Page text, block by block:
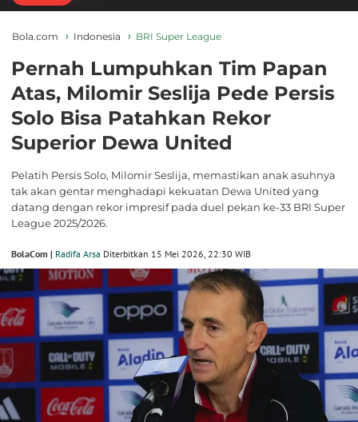
Bola.com Indonesia BRI Super League
Pernah Lumpuhkan Tim Papan
Atas, Milomir Seslija Pede Persis
Solo Bisa Patahkan Rekor
Superior Dewa United
Pelatih Persis Solo, Milomir Seslija, memastikan anak asuhnya
tak akan gentar menghadapi kekuatan Dewa United yang
datang dengan rekor impresif pada duel pekan ke-33 BRI Super
League 2025/2026.
BolaCom | Radifa Arsa Diterbitkan 15 Mei 2026, 22:30 WIB